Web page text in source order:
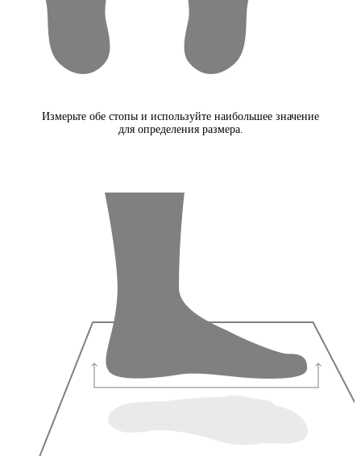
Измерьте обе стопы и используйте наибольшее значение
для определения размера.